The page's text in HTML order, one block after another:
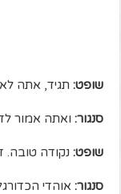
שופט: תגיד, אתה
סנגור: ואתה אמור
שופט: נקודה טובה.
סנגור: אוהדי